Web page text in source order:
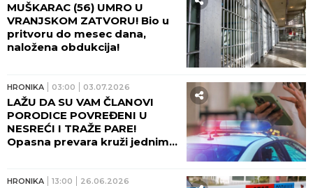
MUŠKARAC (56) UMRO U
VRANJSKOM ZATVORU! Bio u
pritvoru do mesec dana,
naložena obdukcija!
HRONIKA 03:00 03.07.2026
LAŽU DA SU VAM ČLANOVI
PORODICE POVREĐENI U
NESREĆI I TRAŽE PARE!
Opasna prevara kruži jednim
HRONIKA 13:00 26.06.2026